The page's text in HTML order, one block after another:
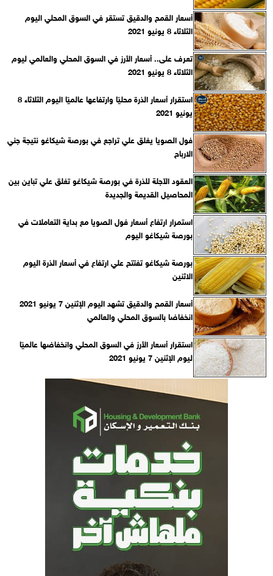
أسعار القمح والدقيق تستقر في السوق المحلي اليوم
الثلاثاء 8 يونيو 2021
تعرف على.. أسعار الأرز في السوق المحلي والعالمي ليوم
الثلاثاء 8 يونيو 2021
استقرار أسعار الذرة محليًا وارتفاعها عالميًا اليوم الثلاثاء 8
يونيو 2021
فول الصويا يغلق علي تراجع في بورصة شيكاغو نتيجة جني
الارباح
العقود الآجلة للذرة في بورصة شيكاغو تغلق علي تباين بين
المحاصيل القديمة والجديدة
استمرار ارتفاع أسعار فول الصويا مع بداية التعاملات في
بورصة شيكاغو اليوم
بورصة شيكاغو تفتتح علي ارتفاع في أسعار الذرة اليوم
الاثنين
أسعار القمح والدقيق تشهد اليوم الإثنين 7 يونيو 2021
انخفاضا بالسوق المحلي والعالمي
استقرار أسعار الأرز في السوق المحلي وانخفاضها عالميًا
ليوم الإثنين 7 يونيو 2021